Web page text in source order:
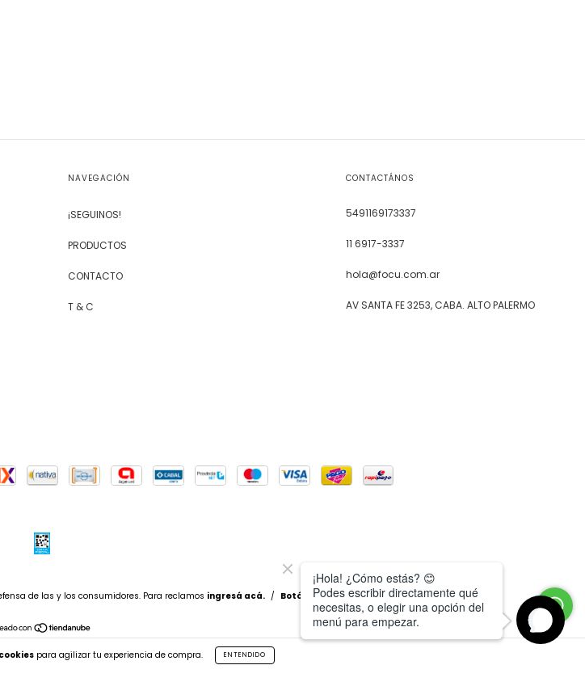
para agilizar tu experiencia de compra. ENTENDIDO
NAVEGACIÓN
¡SEGUINOS!
PRODUCTOS
CONTACTO
T & C
CONTACTÁNOS
5491169173337
11 6917-3337
hola@focu.com.ar
AV SANTA FE 3253, CABA. ALTO PALERMO
de las y los consumidores. Para reclamos ingresá acá. / Botón de arrepentimiento